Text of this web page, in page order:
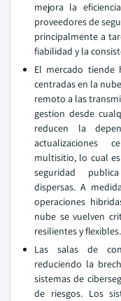
mejora la
proveedores de
principalmente a
fiabilidad y la
El mercado tiende
centradas en la
remoto a las
gestion desde
reducen la
actualizaciones
multisitio, lo cual
seguridad
dispersas. A
operaciones
nube se vuelven
resilientes y flexibles.
Las salas de
reduciendo la
sistemas de
de riesgos. Los